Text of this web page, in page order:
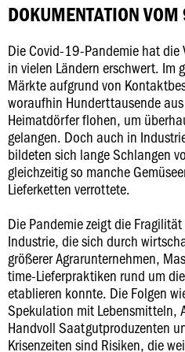
DOKUMENTATION
Die Covid-19-Pandemie hat die
in vielen Ländern erschwert. Im
Märkte aufgrund von
woraufhin Hunderttausende
Heimatdörfer flohen, um
gelangen. Doch auch in
bildeten sich lange Schlangen
gleichzeitig so manche
Lieferketten verrottete.
Die Pandemie zeigt die
Industrie, die sich durch
größerer Agrarunternehmen,
time-Lieferpraktiken rund um
etablieren konnte. Die Folgen
Spekulation mit Lebensmitteln,
Handvoll Saatgutproduzenten
Krisenzeiten sind Risiken, die